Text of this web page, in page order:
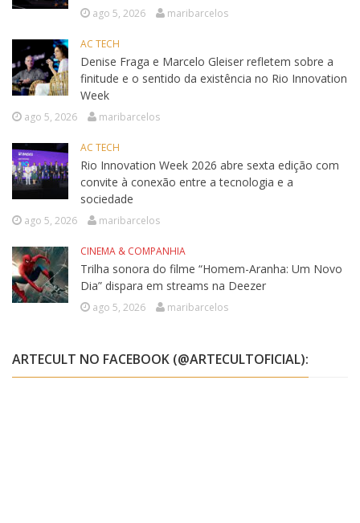
ago 5, 2026 maribarcelos
AC TECH
Denise Fraga e Marcelo Gleiser refletem sobre a
finitude e o sentido da existência no Rio Innovation
Week
ago 5, 2026 maribarcelos
AC TECH
Rio Innovation Week 2026 abre sexta edição com
convite à conexão entre a tecnologia e a
sociedade
ago 5, 2026 maribarcelos
CINEMA & COMPANHIA
Trilha sonora do filme “Homem-Aranha: Um Novo
Dia” dispara em streams na Deezer
ago 5, 2026 maribarcelos
ARTECULT NO FACEBOOK (@ARTECULTOFICIAL):